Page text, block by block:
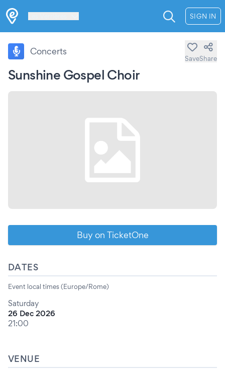
SIGN IN
Sunshine Gospel Choir
Concerts
SaveShare
Buy on TicketOne
DATES
Event local times (Europe/Rome)
Saturday
26 Dec 2026
21:00
VENUE